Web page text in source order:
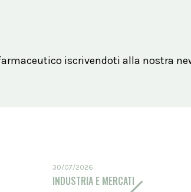
iscrivendoti alla nostra
30/07/2026
INDUSTRIA E MERCATI